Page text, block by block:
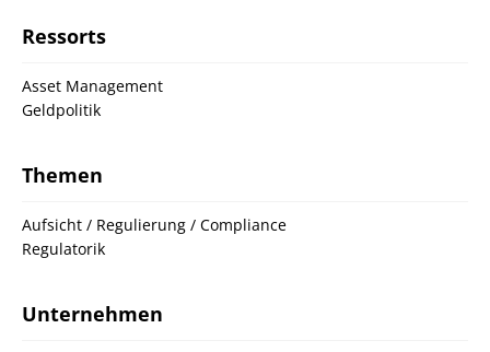
Ressorts
Asset Management
Geldpolitik
Themen
Aufsicht / Regulierung / Compliance
Regulatorik
Unternehmen